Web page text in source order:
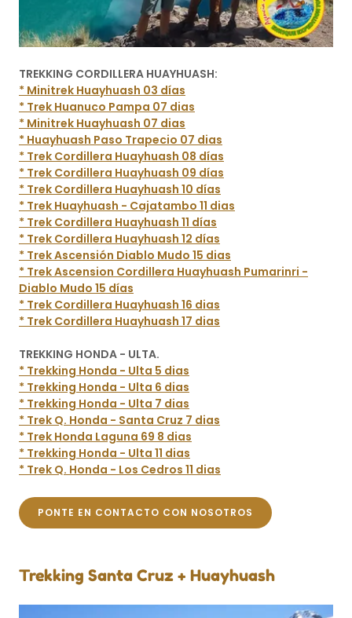
TREKKING CORDILLERA HUAYHUASH:
* Minitrek Huayhuash 03 días
* Trek Huanuco Pampa 07 dias
* Minitrek Huayhuash 07 dias
* Huayhuash Paso Trapecio 07 dias
* Trek Cordillera Huayhuash 08 días
* Trek Cordillera Huayhuash 09 días
* Trek Cordillera Huayhuash 10 días
* Trek Huayhuash - Cajatambo 11 dias
* Trek Cordillera Huayhuash 11 días
* Trek Cordillera Huayhuash 12 días
* Trek Ascensión Diablo Mudo 15 dias
* Trek Ascension Cordillera Huayhuash Pumarinri -
Diablo Mudo 15 días
* Trek Cordillera Huayhuash 16 dias
* Trek Cordillera Huayhuash 17 dias
TREKKING HONDA - ULTA.
* Trekking Honda - Ulta 5 dias
* Trekking Honda - Ulta 6 dias
* Trekking Honda - Ulta 7 dias
* Trek Q. Honda - Santa Cruz 7 dias
* Trek Honda Laguna 69 8 dias
* Trekking Honda - Ulta 11 dias
* Trek Q. Honda - Los Cedros 11 dias
PONTE EN CONTACTO CON NOSOTROS
Trekking Santa Cruz + Huayhuash